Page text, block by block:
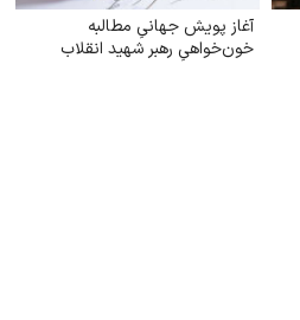
آغاز پویش جهانیِ مطالبه
خون‌خواهیِ رهبر شهید انقلاب